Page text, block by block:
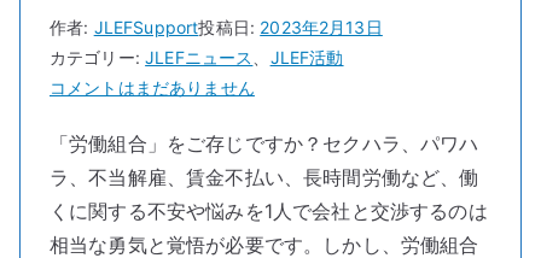
作者: JLEFSupport投稿日: 2023年2月13日
カテゴリー:JLEFニュース
JLEF活動
2022/06/28-
連
合・
外
国
コメントはまだありません
「労働組合」をご存じですか？セクハラ、パワハ
ラ、不当解雇、賃金不払い、長時間労働など、働
くに関する不安や悩みを1人で会社と交渉するのは
相当な勇気と覚悟が必要です。しかし、労働組合